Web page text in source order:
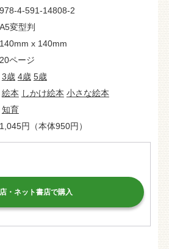
978-4-591-14808-2
A5変型判
140mm x 140mm
20ページ
3歳 4歳 5歳
絵本 しかけ絵本 小さな絵本
知育
1,045円（本体950円）
・ネット書店で購入